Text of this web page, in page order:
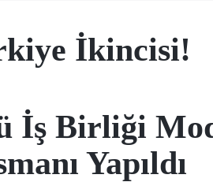
İkincisi!
İş Birliği
Yapıldı